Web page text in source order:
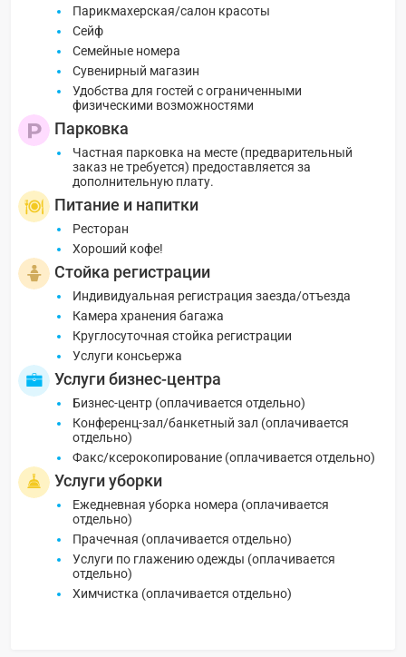
Парикмахерская/салон красоты
Сейф
Семейные номера
Сувенирный магазин
Удобства для гостей с ограниченными
физическими возможностями
Парковка
Частная парковка на месте (предварительный
заказ не требуется) предоставляется за
дополнительную плату.
Питание и напитки
Ресторан
Хороший кофе!
Стойка регистрации
Индивидуальная регистрация заезда/отъезда
Камера хранения багажа
Круглосуточная стойка регистрации
Услуги консьержа
Услуги бизнес-центра
Бизнес-центр (оплачивается отдельно)
Конференц-зал/банкетный зал (оплачивается
отдельно)
Факс/ксерокопирование (оплачивается отдельно)
Услуги уборки
Ежедневная уборка номера (оплачивается
отдельно)
Прачечная (оплачивается отдельно)
Услуги по глажению одежды (оплачивается
отдельно)
Химчистка (оплачивается отдельно)